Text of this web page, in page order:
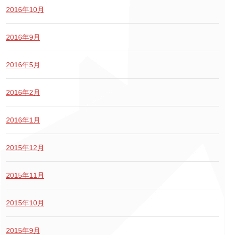
2016年10月
2016年9月
2016年5月
2016年2月
2016年1月
2015年12月
2015年11月
2015年10月
2015年9月